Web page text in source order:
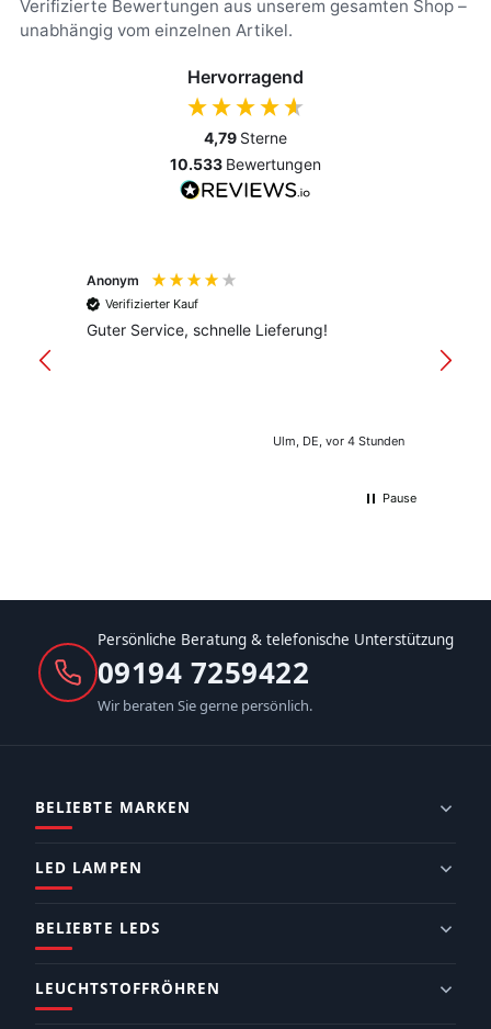
Verifizierte Bewertungen aus unserem gesamten Shop –
unabhängig vom einzelnen Artikel.
Hervorragend
4,79 Sterne
10.533 Bewertungen
Anonym
Verifizierter Kauf
Guter Service, schnelle Lieferung!
Ulm, DE, vor 4 Stunden
Pause
Persönliche Beratung & telefonische Unterstützung
09194 7259422
Wir beraten Sie gerne persönlich.
BELIEBTE MARKEN
LED LAMPEN
BELIEBTE LEDS
LEUCHTSTOFFRÖHREN